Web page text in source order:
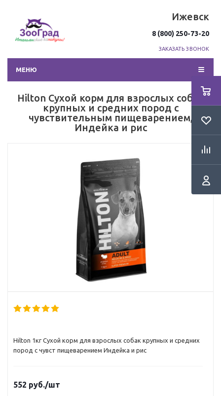
Ижевск
8 (800) 250-73-20
ЗАКАЗАТЬ ЗВОНОК
МЕНЮ
Hilton Сухой корм для взрослых собак
крупных и средних пород с
чувствительным пищеварением,
Индейка и рис
Hilton 1кг Сухой корм для взрослых собак крупных и средних
пород с чувст пищеварением Индейка и рис
552 руб./шт